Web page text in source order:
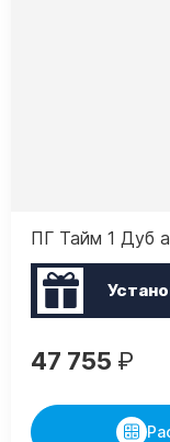
ПГ Тайм 1 Дуб
47 755 ₽